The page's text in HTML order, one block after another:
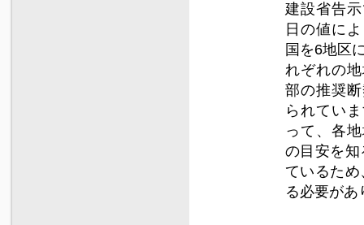
建設省告
日の値に
国を6地区
れぞれの
部の推奨
られてい
って、各
の目安を
ているた
る必要があ